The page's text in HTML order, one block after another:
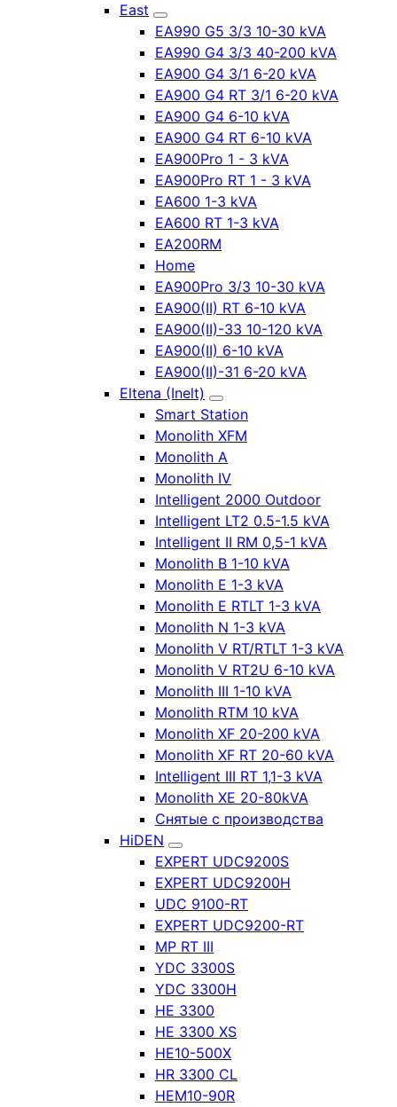
East
EA990 G5 3/3 10-30 kVA
EA990 G4 3/3 40-200 kVA
EA900 G4 3/1 6-20 kVA
EA900 G4 RT 3/1 6-20 kVA
EA900 G4 6-10 kVA
EA900 G4 RT 6-10 kVA
EA900Pro 1 - 3 kVA
EA900Pro RT 1 - 3 kVA
EA600 1-3 kVA
EA600 RT 1-3 kVA
EA200RM
Home
EA900Pro 3/3 10-30 kVA
EA900(II) RT 6-10 kVA
EA900(II)-33 10-120 kVA
EA900(II) 6-10 kVA
EA900(II)-31 6-20 kVA
Eltena (Inelt)
Smart Station
Monolith XFM
Monolith A
Monolith IV
Intelligent 2000 Outdoor
Intelligent LT2 0.5-1.5 kVA
Intelligent II RM 0,5-1 kVA
Monolith B 1-10 kVA
Monolith E 1-3 kVA
Monolith E RTLT 1-3 kVA
Monolith N 1-3 kVA
Monolith V RT/RTLT 1-3 kVA
Monolith V RT2U 6-10 kVA
Monolith III 1-10 kVA
Monolith RTM 10 kVA
Monolith XF 20-200 kVA
Monolith XF RT 20-60 kVA
Intelligent III RT 1,1-3 kVA
Monolith XE 20-80kVA
Снятые с производства
HiDEN
EXPERT UDC9200S
EXPERT UDC9200H
UDC 9100-RT
EXPERT UDC9200-RT
MP RT III
YDC 3300S
YDC 3300H
HE 3300
HE 3300 XS
HE10-500X
HR 3300 CL
HEM10-90R